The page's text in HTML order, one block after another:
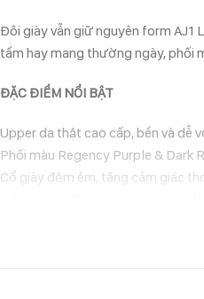
Đôi giày vẫn giữ nguyên form AJ1
tầm hay mang thường ngày, phối
ĐẶC ĐIỂM NỔI BẬT
Upper da thật cao cấp, bền và dễ
Phối màu Regency Purple &
Cổ giày đệm êm, tăng cảm giác
Form giày low-cut dễ phối đồ,
Một thiết kế tôn vinh tinh thần của